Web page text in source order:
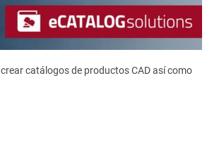
catálogos de productos CAD así como